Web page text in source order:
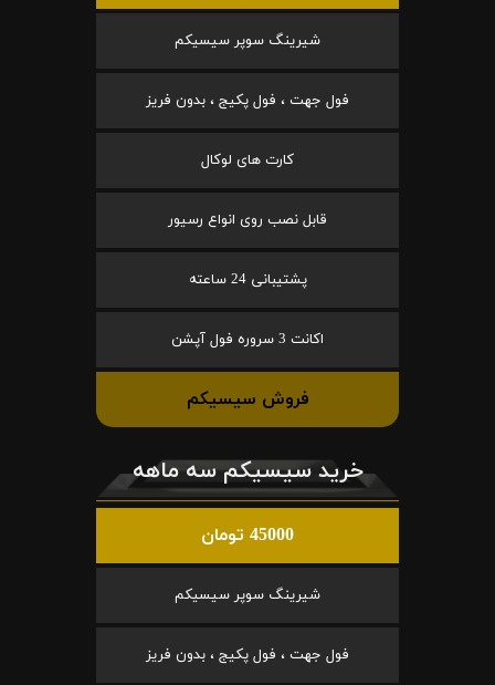
شیرینگ سوپر سیسیکم
فول جهت ، فول پکیج ، بدون فریز
کارت های لوکال
قابل نصب روی انواع رسیور
پشتیبانی 24 ساعته
اکانت 3 سروره فول آپشن
فروش سیسیکم
خرید سیسیکم سه ماهه
45000 تومان
شیرینگ سوپر سیسیکم
فول جهت ، فول پکیج ، بدون فریز